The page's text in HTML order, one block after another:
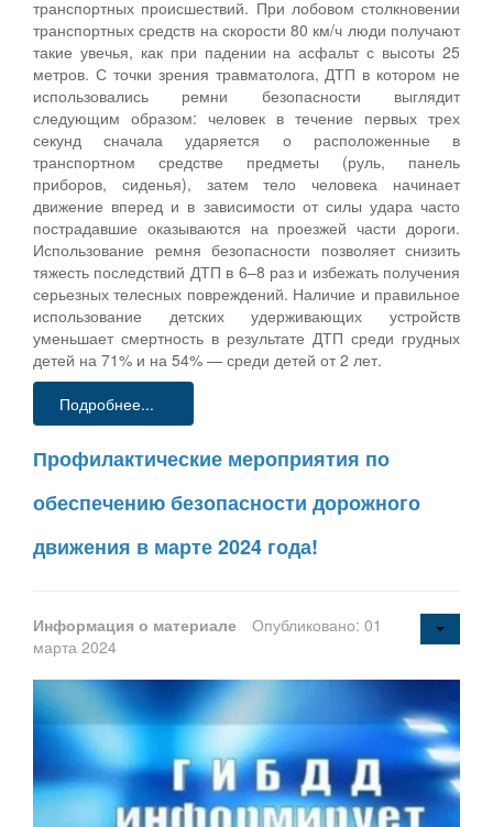
транспортных происшествий. При лобовом столкновении
транспортных средств на скорости 80 км/ч люди получают
такие увечья, как при падении на асфальт с высоты 25
метров. С точки зрения травматолога, ДТП в котором не
использовались ремни безопасности выглядит
следующим образом: человек в течение первых трех
секунд сначала ударяется о расположенные в
транспортном средстве предметы (руль, панель
приборов, сиденья), затем тело человека начинает
движение вперед и в зависимости от силы удара часто
пострадавшие оказываются на проезжей части дороги.
Использование ремня безопасности позволяет снизить
тяжесть последствий ДТП в 6–8 раз и избежать получения
серьезных телесных повреждений. Наличие и правильное
использование детских удерживающих устройств
уменьшает смертность в результате ДТП среди грудных
детей на 71% и на 54% — среди детей от 2 лет.
Подробнее...
Профилактические мероприятия по
обеспечению безопасности дорожного
движения в марте 2024 года!
Информация о материале
Опубликовано: 01
марта 2024